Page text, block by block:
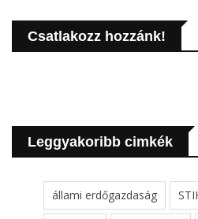
Csatlakozz hozzánk!
Leggyakoribb cimkék
állami erdőgazdaság